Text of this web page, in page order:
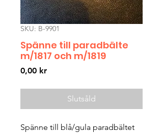
SKU: B-9901
Spänne till paradbälte
m/1817 och m/1819
0,00 krPris
Slutsåld
Spänne till blå/gula paradbältet